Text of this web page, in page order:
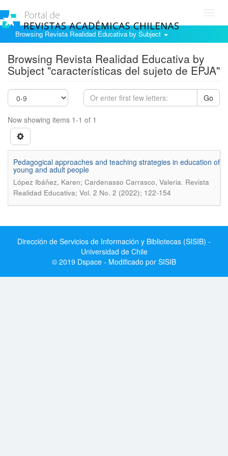
Browsing Revista Realidad Educativa by Subject
Browsing Revista Realidad Educativa by
Subject "características del sujeto de EPJA"
Go
Now showing items 1-1 of 1
Pedagogical approaches and teaching strategies in education of
young and adult people
López Ibáñez, Karen; Cardenasso Carrasco, Valeria. Revista
Realidad Educativa; Vol. 2 No. 2 (2022); 122-154
Dirección de Servicios de Información y Bibliotecas (SISIB) -
Universidad de Chile
© 2019 Dspace - Modificado por SISIB